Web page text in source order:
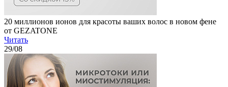
20 миллионов ионов для красоты ваших волос в новом фене
от GEZATONE
Читать
29/08